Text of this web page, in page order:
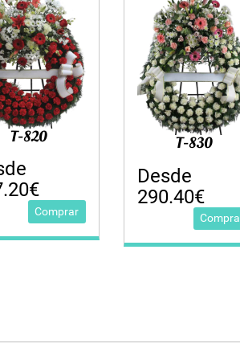
T-820
Comprar
T-830
Desde
290.40€